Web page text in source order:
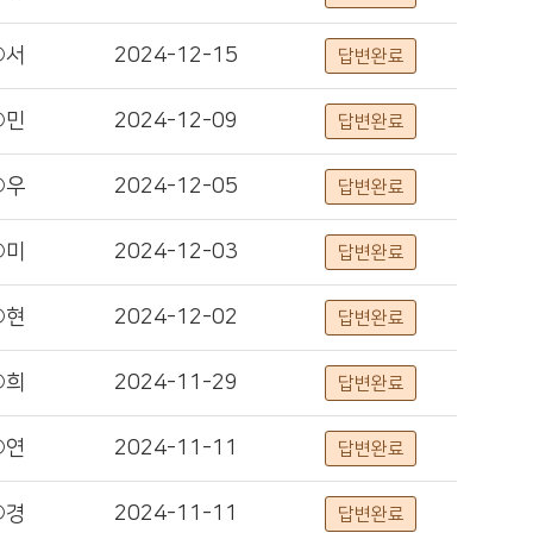
2024-12-15 답변완료
2024-12-09 답변완료
2024-12-05 답변완료
2024-12-03 답변완료
2024-12-02 답변완료
2024-11-29 답변완료
2024-11-11 답변완료
2024-11-11 답변완료